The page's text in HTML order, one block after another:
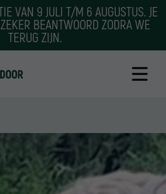
VAN 9 JULI T/M 6 AUGUSTUS. JE
BEANTWOORD ZODRA WE
TERUG ZIJN.